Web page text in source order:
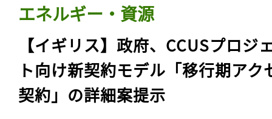
エネルギー・資源
【イギリス】政府、CCUSプロジ
ト向け新契約モデル「移行期アク
契約」の詳細案提示